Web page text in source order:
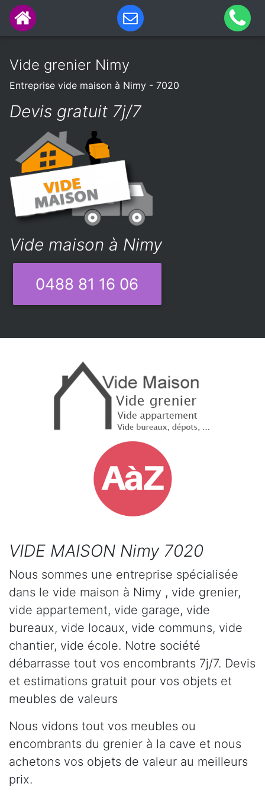
Vide grenier Nimy
Entreprise vide maison à Nimy - 7020
Devis gratuit 7j/7
Vide maison à Nimy
0488 81 16 06
VIDE MAISON Nimy 7020
Nous sommes une entreprise spécialisée
dans le vide maison à Nimy , vide grenier,
vide appartement, vide garage, vide
bureaux, vide locaux, vide communs, vide
chantier, vide école. Notre société
débarrasse tout vos encombrants 7j/7. Devis
et estimations gratuit pour vos objets et
meubles de valeurs
Nous vidons tout vos meubles ou
encombrants du grenier à la cave et nous
achetons vos objets de valeur au meilleurs
prix.